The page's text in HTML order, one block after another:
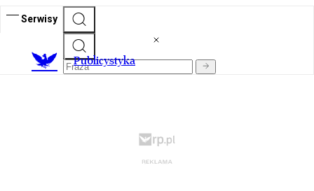
Serwisy
Publicystyka